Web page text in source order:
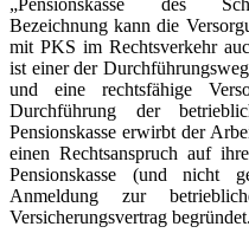
„Pensionskasse des
Bezeichnung kann die
mit PKS im Rechtsverkehr
ist einer der
und eine rechtsfähige
Durchführung der
Pensionskasse erwirbt der
einen Rechtsanspruch auf
Pensionskasse (und nicht
Anmeldung zur
Versicherungsvertrag begründet.